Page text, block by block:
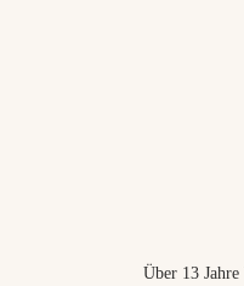
Über 13